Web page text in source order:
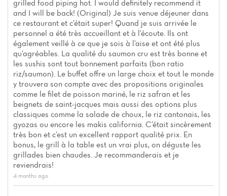
grilled food piping hot. I would definitely recommend it
and I will be back! (Original) Je suis venue déjeuner dans
ce restaurant et c’était super! Quand je suis arrivée le
personnel a été très accueillant et à l’écoute. Ils ont
également veillé à ce que je sois à l’aise et ont été plus
qu’agréables. La qualité du saumon cru est très bonne et
les sushis sont tout bonnement parfaits (bon ratio
riz/saumon). Le buffet offre un large choix et tout le monde
y trouvera son compte avec des propositions originales
comme le filet de poisson mariné, le riz safran et les
beignets de saint-jacques mais aussi des options plus
classiques comme la salade de choux, le riz cantonais, les
gyozas ou encore les makis california. C’était sincèrement
très bon et c’est un excellent rapport qualité prix. En
bonus, le grill à la table est un vrai plus, on déguste les
grillades bien chaudes. Je recommanderais et je
reviendrais!
4 months ago
Home
News
Menu
Reviews